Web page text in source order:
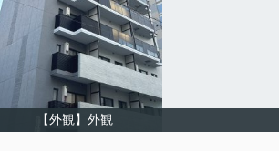
【外観】外観